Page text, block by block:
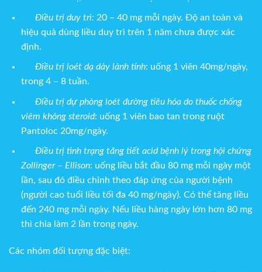
Điều trị duy trì: 20 – 40 mg mỗi ngày. Độ an toàn và
hiệu quả dùng liều duy trì trên 1 năm chưa được xác
định.
Điều trị loét dạ dày lành tính: uống 1 viên 40mg/ngày,
trong 4 – 8 tuần.
Điều trị dự phòng loét đường tiêu hóa do thuốc chống
viêm không steroid: uống 1 viên bao tan trong ruột
Pantoloc 20mg/ngày.
Điều trị tình trạng tăng tiết acid bệnh lý trong hội chứng
Zollinger – Ellison: uống liều bắt đầu 80 mg mỗi ngày một
lần, sau đó điều chỉnh theo đáp ứng của người bệnh
(người cao tuổi liều tối đa 40 mg/ngày). Có thể tăng liều
đến 240 mg mỗi ngày. Nếu liều hàng ngày lớn hơn 80 mg
thì chia làm 2 lần trong ngày.
Các nhóm đối tượng đặc biệt: